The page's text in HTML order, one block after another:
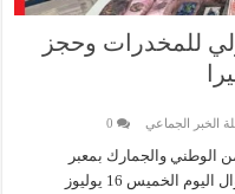
للمخدرات وحجز
الخبر الجماعي 0
الوطني والجمارك بمعبر
الكركارات الحدودي جنوب مدينة الداخلة، زوال اليوم الخميس 16 يوليوز